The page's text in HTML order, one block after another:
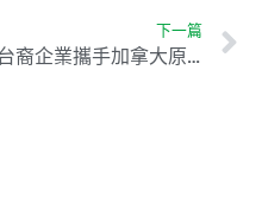
下一篇
台裔企業攜手加拿大原住民社區 共創清潔能源新篇章